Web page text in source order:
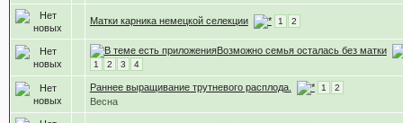
Матки карника немецкой селекции 1 2
Возможно семья осталась без матки
1 2 3 4
Раннее выращивание трутневого расплода. 1 2
Весна